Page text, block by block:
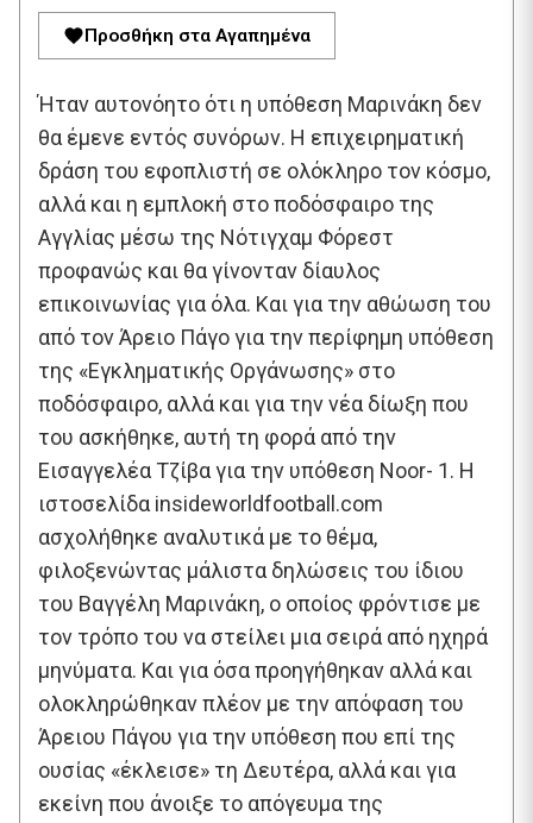
Προσθήκη στα Αγαπημένα
Ήταν αυτονόητο ότι η υπόθεση Μαρινάκη δεν
θα έμενε εντός συνόρων. Η επιχειρηματική
δράση του εφοπλιστή σε ολόκληρο τον κόσμο,
αλλά και η εμπλοκή στο ποδόσφαιρο της
Αγγλίας μέσω της Νότιγχαμ Φόρεστ
προφανώς και θα γίνονταν δίαυλος
επικοινωνίας για όλα. Και για την αθώωση του
από τον Άρειο Πάγο για την περίφημη υπόθεση
της «Εγκληματικής Οργάνωσης» στο
ποδόσφαιρο, αλλά και για την νέα δίωξη που
του ασκήθηκε, αυτή τη φορά από την
Εισαγγελέα Τζίβα για την υπόθεση Noor- 1. Η
ιστοσελίδα insideworldfootball.com
ασχολήθηκε αναλυτικά με το θέμα,
φιλοξενώντας μάλιστα δηλώσεις του ίδιου
του Βαγγέλη Μαρινάκη, ο οποίος φρόντισε με
τον τρόπο του να στείλει μια σειρά από ηχηρά
μηνύματα. Και για όσα προηγήθηκαν αλλά και
ολοκληρώθηκαν πλέον με την απόφαση του
Άρειου Πάγου για την υπόθεση που επί της
ουσίας «έκλεισε» τη Δευτέρα, αλλά και για
εκείνη που άνοιξε το απόγευμα της